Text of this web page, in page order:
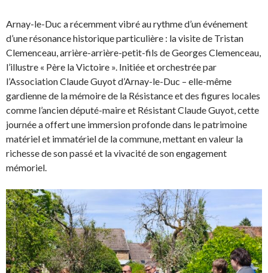
Arnay-le-Duc a récemment vibré au rythme d’un événement
d’une résonance historique particulière : la visite de Tristan
Clemenceau, arrière-arrière-petit-fils de Georges Clemenceau,
l’illustre « Père la Victoire ». Initiée et orchestrée par
l’Association Claude Guyot d’Arnay-le-Duc – elle-même
gardienne de la mémoire de la Résistance et des figures locales
comme l’ancien député-maire et Résistant Claude Guyot, cette
journée a offert une immersion profonde dans le patrimoine
matériel et immatériel de la commune, mettant en valeur la
richesse de son passé et la vivacité de son engagement
mémoriel.